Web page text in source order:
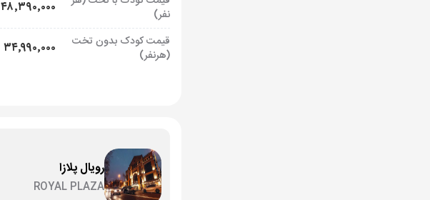
نفر)
۴۸٬۳۹۰٬۰۰۰ تومان
قیمت کودک بدون تخت
(هرنفر)
۳۴٬۹۹۰٬۰۰۰ تومان
رویال پلازا
ROYAL PLAZA